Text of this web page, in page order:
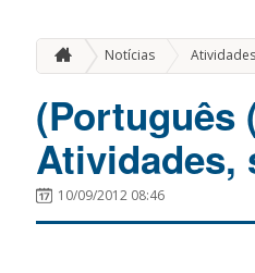
Notícias
(Português
Atividades,
10/09/2012 08:46